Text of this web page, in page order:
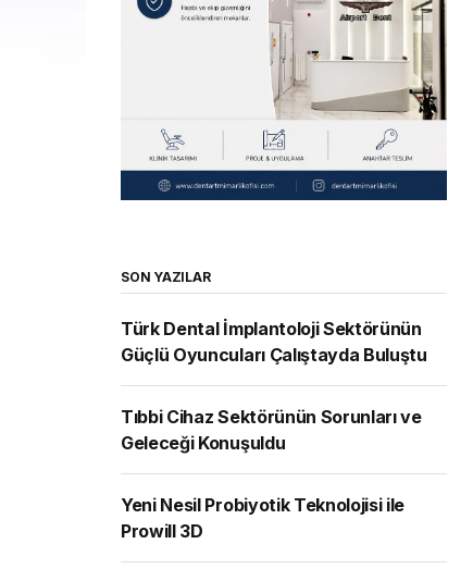
SON YAZILAR
Türk Dental İmplantoloji Sektörünün
Güçlü Oyuncuları Çalıştayda Buluştu
Tıbbi Cihaz Sektörünün Sorunları ve
Geleceği Konuşuldu
Yeni Nesil Probiyotik Teknolojisi ile
Prowill 3D